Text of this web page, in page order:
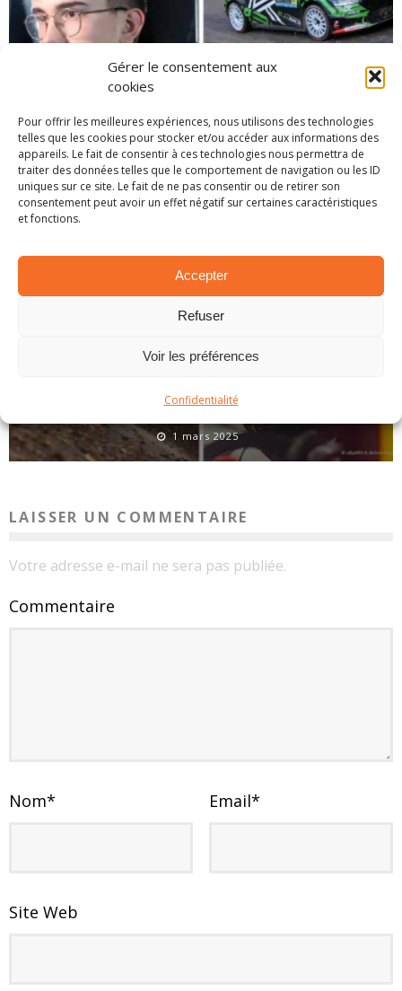
Gérer le consentement aux
cookies
Pour offrir les meilleures expériences, nous utilisons des technologies
telles que les cookies pour stocker et/ou accéder aux informations des
appareils. Le fait de consentir à ces technologies nous permettra de
traiter des données telles que le comportement de navigation ou les ID
uniques sur ce site. Le fait de ne pas consentir ou de retirer son
consentement peut avoir un effet négatif sur certaines caractéristiques
et fonctions.
Accepter
Refuser
Voir les préférences
Confidentialité
EN BREF – LA PETITE ACTUALITÉ RALLYSTIQUE
1 avril 2025
EN BREF – LA PETITE ACTUALITÉ RALLYSTIQUE
1 mars 2025
LAISSER UN COMMENTAIRE
Votre adresse e-mail ne sera pas publiée.
Commentaire
Nom* Email*
Site Web